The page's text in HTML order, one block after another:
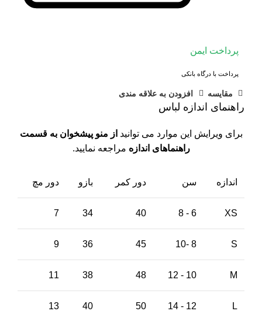
پرداخت ایمن
پرداخت با درگاه بانکی
مقايسه افزودن به علاقه مندی
راهنمای اندازه لباس
برای ویرایش این موارد می توانید از منو پیشخوان به قسمت
راهنماهای اندازه مراجعه نمایید.
اندازه سن دور کمر بازو دور مچ
XS
6 - 8
40
34
7
S
8 -10
45
36
9
M
10 - 12
48
38
11
L
12 - 14
50
40
13